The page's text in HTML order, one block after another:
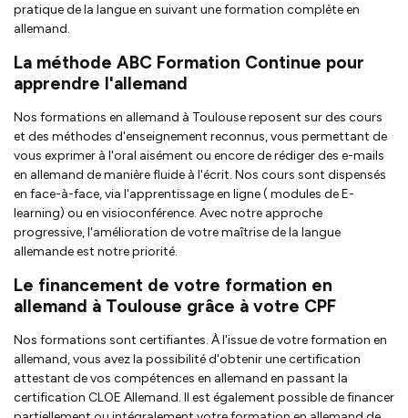
pratique de la langue en suivant une formation complète en
allemand.
La méthode ABC Formation Continue pour
apprendre l'allemand
Nos formations en allemand à Toulouse reposent sur des cours
et des méthodes d'enseignement reconnus, vous permettant de
vous exprimer à l'oral aisément ou encore de rédiger des e-mails
en allemand de manière fluide à l'écrit. Nos cours sont dispensés
en face-à-face, via l'apprentissage en ligne ( modules de E-
learning) ou en visioconférence. Avec notre approche
progressive, l'amélioration de votre maîtrise de la langue
allemande est notre priorité.
Le financement de votre formation en
allemand à Toulouse grâce à votre CPF
Nos formations sont certifiantes. À l'issue de votre formation en
allemand, vous avez la possibilité d'obtenir une certification
attestant de vos compétences en allemand en passant la
certification CLOE Allemand. Il est également possible de financer